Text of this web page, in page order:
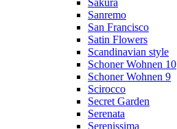
Sakura
Sanremo
San Francisco
Satin Flowers
Scandinavian style
Schoner Wohnen 10
Schoner Wohnen 9
Scirocco
Secret Garden
Serenata
Serenissima